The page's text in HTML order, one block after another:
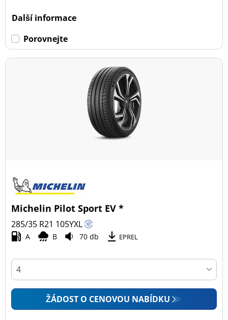
Další informace
Porovnejte
Michelin Pilot Sport EV *
285/35 R21 105YXL
A B 70 db EPREL
ŽÁDOST O CENOVOU NABÍDKU